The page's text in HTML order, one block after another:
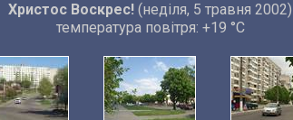
Христос Воскрес! (неділя, 5 травня 2002)
температура повітря: +19 °C